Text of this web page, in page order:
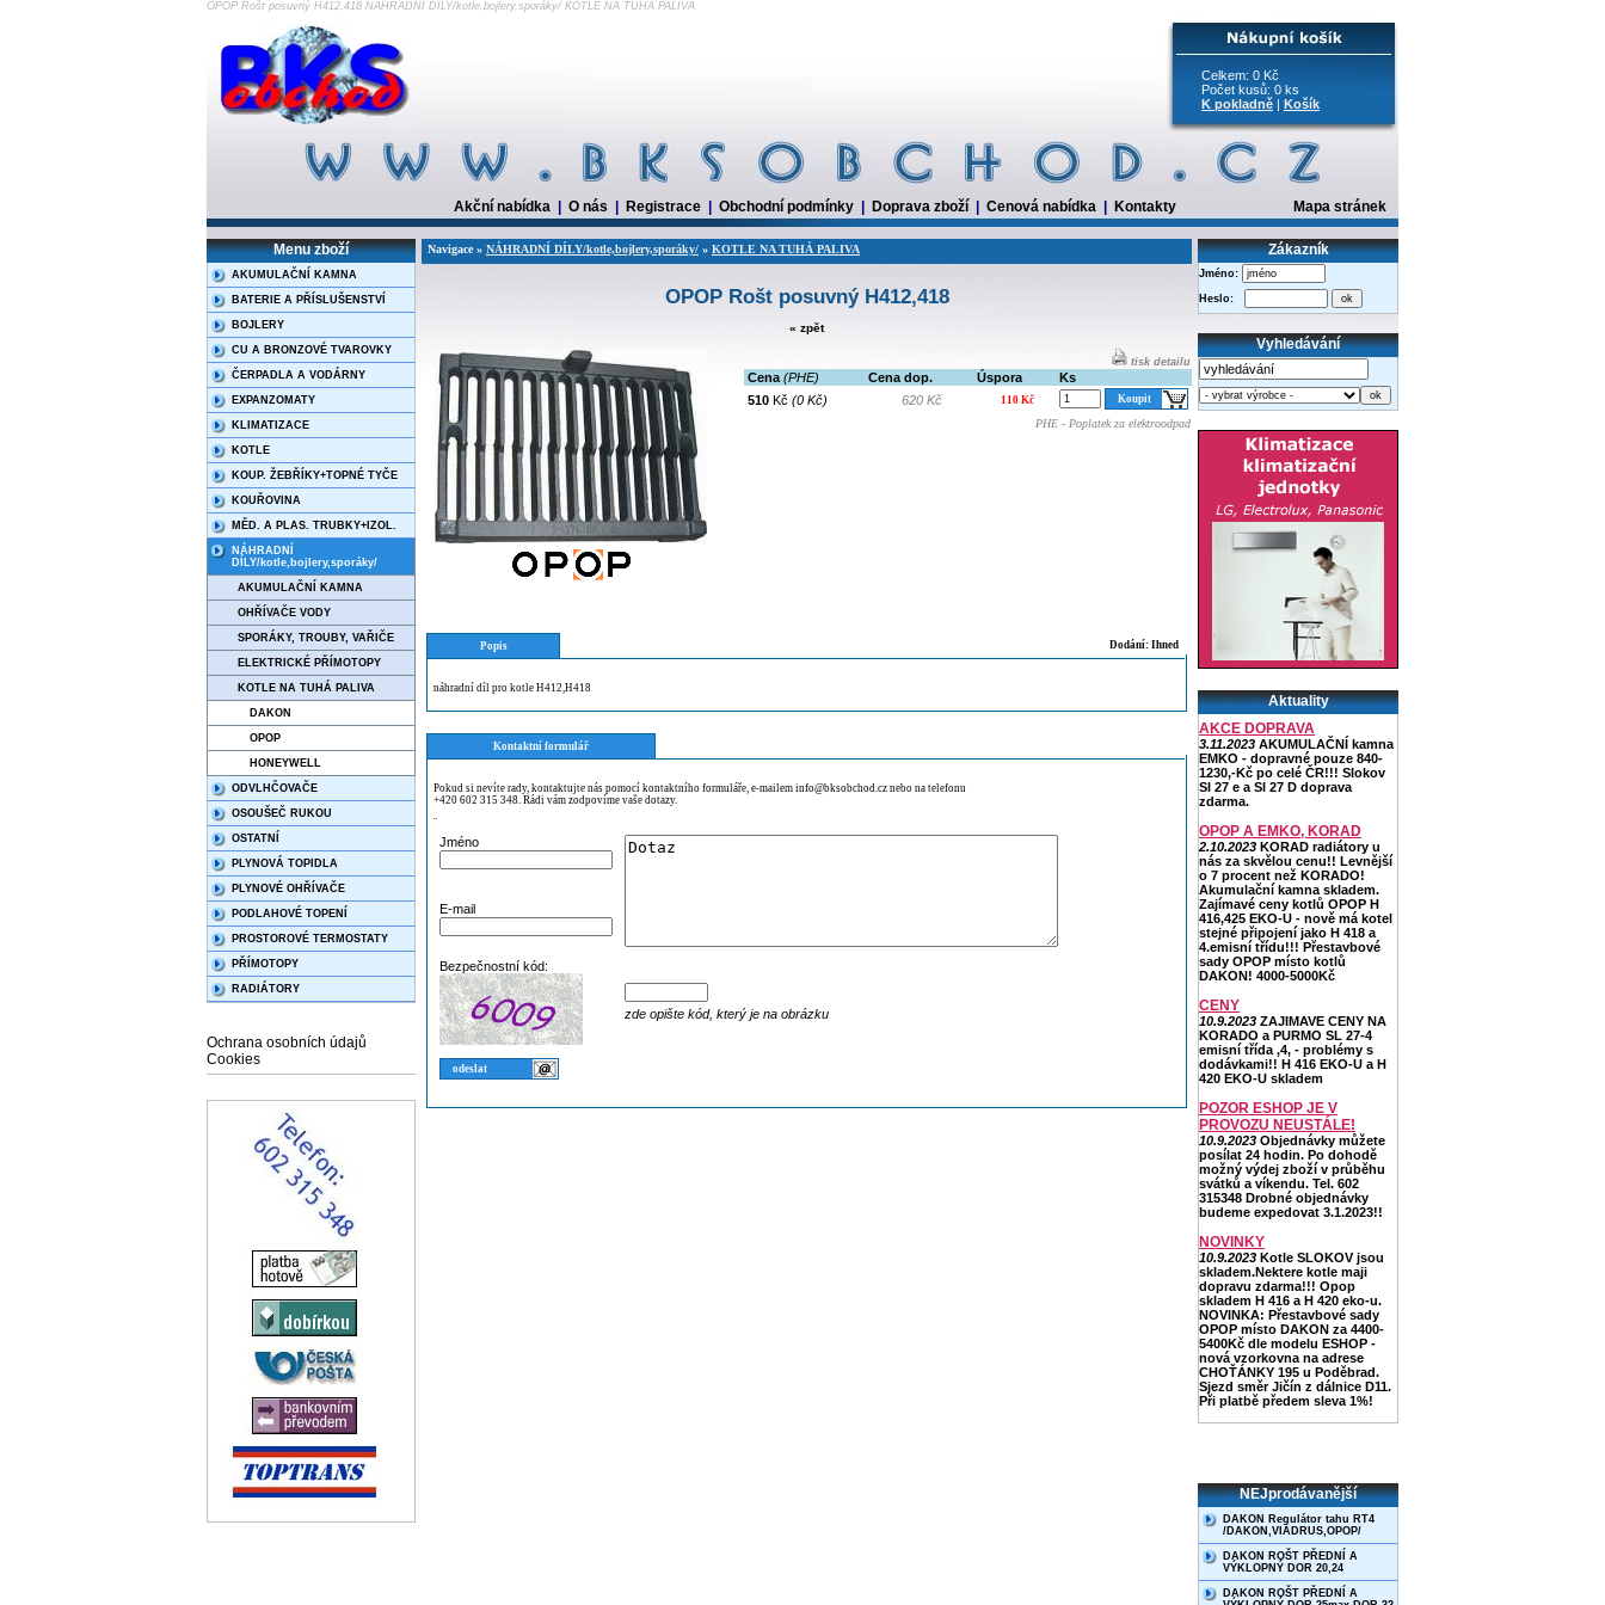
OPOP Rošt posuvný H412,418 NÁHRADNÍ DÍLY/kotle,bojlery,sporáky/ KOTLE NA TUHÁ PALIVA
Celkem: 0 Kč
Počet kusů: 0 ks
K pokladně | Košík
Akční nabídka O nás Registrace Obchodní podmínky Doprava zboží Cenová nabídka Kontakty Mapa stránek
Menu zboží
AKUMULAČNÍ KAMNA
BATERIE A PŘÍSLUŠENSTVÍ
BOJLERY
CU A BRONZOVÉ TVAROVKY
ČERPADLA A VODÁRNY
EXPANZOMATY
KLIMATIZACE
KOTLE
KOUP. ŽEBŘÍKY+TOPNÉ TYČE
KOUŘOVINA
MĚD. A PLAS. TRUBKY+IZOL.
NÁHRADNÍ
DÍLY/kotle,bojlery,sporáky/
AKUMULAČNÍ KAMNA
OHŘÍVAČE VODY
SPORÁKY, TROUBY, VAŘIČE
ELEKTRICKÉ PŘÍMOTOPY
KOTLE NA TUHÁ PALIVA
DAKON
OPOP
HONEYWELL
ODVLHČOVAČE
OSOUŠEČ RUKOU
OSTATNÍ
PLYNOVÁ TOPIDLA
PLYNOVÉ OHŘÍVAČE
PODLAHOVÉ TOPENÍ
PROSTOROVÉ TERMOSTATY
PŘÍMOTOPY
RADIÁTORY
Ochrana osobních údajů
Cookies
Navigace » NÁHRADNÍ DÍLY/kotle,bojlery,sporáky/ » KOTLE NA TUHÁ PALIVA
OPOP Rošt posuvný H412,418
« zpět
tisk detailu
Cena (PHE) Cena dop. Úspora
Ks
510 Kč (0 Kč) 620 Kč 110 Kč
PHE - Poplatek za elektroodpad
Popis Dodání: Ihned
náhradní díl pro kotle H412,H418
Kontaktní formulář
Pokud si nevíte rady, kontaktujte nás pomocí kontaktního formuláře, e-mailem info@bksobchod.cz nebo na telefonu
+420 602 315 348. Rádi vám zodpovíme vaše dotazy.
¨
Jméno
E-mail
Bezpečnostní kód:
zde opište kód, který je na obrázku
Zákazník
Jméno:
Heslo:
Vyhledávání
Aktuality
AKCE DOPRAVA
3.11.2023 AKUMULAČNÍ kamna
EMKO - dopravné pouze 840-
1230,-Kč po celé ČR!!! Slokov
Sl 27 e a Sl 27 D doprava
zdarma.
OPOP A EMKO, KORAD
2.10.2023 KORAD radiátory u
nás za skvělou cenu!! Levnější
o 7 procent než KORADO!
Akumulační kamna skladem.
Zajímavé ceny kotlů OPOP H
416,425 EKO-U - nově má kotel
stejné připojení jako H 418 a
4.emisní třídu!!! Přestavbové
sady OPOP místo kotlů
DAKON! 4000-5000Kč
CENY
10.9.2023 ZAJIMAVE CENY NA
KORADO a PURMO SL 27-4
emisní třída ,4, - problémy s
dodávkami!! H 416 EKO-U a H
420 EKO-U skladem
POZOR ESHOP JE V
PROVOZU NEUSTÁLE!
10.9.2023 Objednávky můžete
posílat 24 hodin. Po dohodě
možný výdej zboží v průběhu
svátků a víkendu. Tel. 602
315348 Drobné objednávky
budeme expedovat 3.1.2023!!
NOVINKY
10.9.2023 Kotle SLOKOV jsou
skladem.Nektere kotle maji
dopravu zdarma!!! Opop
skladem H 416 a H 420 eko-u.
NOVINKA: Přestavbové sady
OPOP místo DAKON za 4400-
5400Kč dle modelu ESHOP -
nová vzorkovna na adrese
CHOŤÁNKY 195 u Poděbrad.
Sjezd směr Jičín z dálnice D11.
Při platbě předem sleva 1%!
NEJprodávanější
DAKON Regulátor tahu RT4
/DAKON,VIADRUS,OPOP/
DAKON ROŠT PŘEDNÍ A
VÝKLOPNÝ DOR 20,24
DAKON ROŠT PŘEDNÍ A